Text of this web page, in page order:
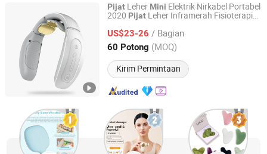
Pijat Leher Mini Elektrik Nirkabel Portabel
2020 Pijat Leher Inframerah Fisioterapi
US$23-26 / Bagian
60 Potong (MOQ)
Kirim Permintaan
Wenzhou Hexi Electronic Technology Co., Ltd.
Zhejiang, China Harga mulai 2020